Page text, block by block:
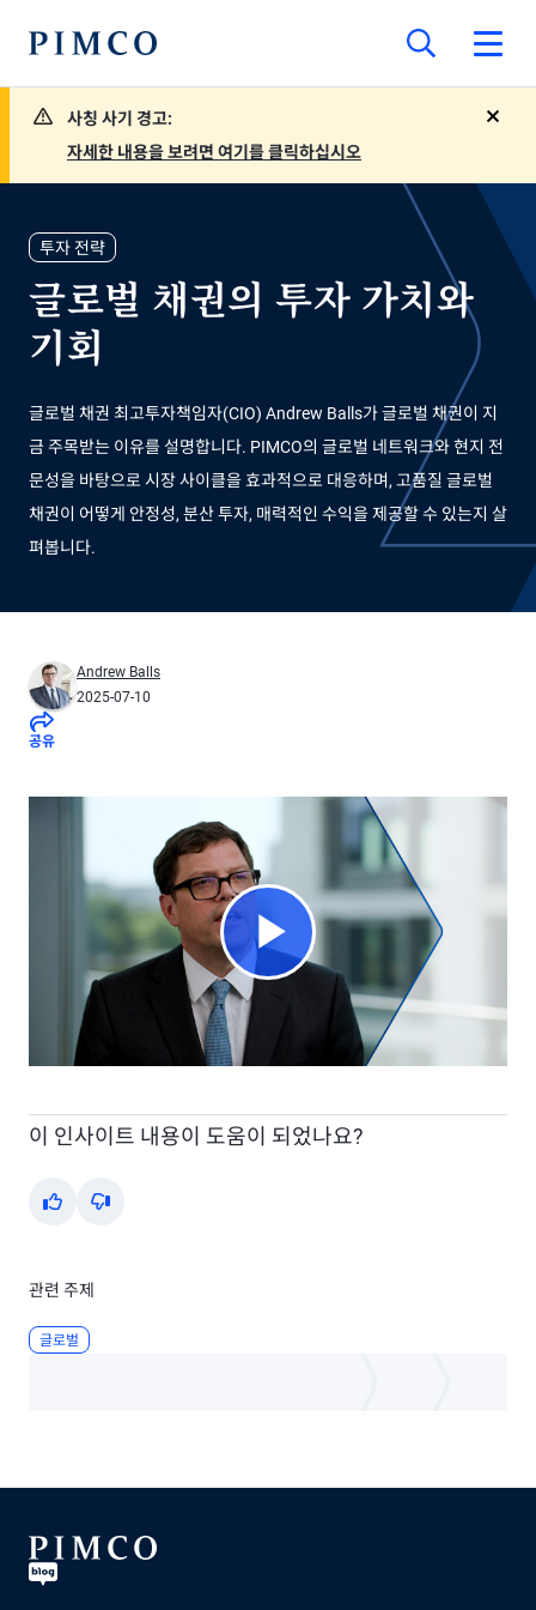
사칭 사기 경고:
자세한 내용을 보려면 여기를 클릭하십시오
투자 전략
글로벌 채권의 투자 가치와
기회
글로벌 채권 최고투자책임자(CIO) Andrew Balls가 글로벌 채권이 지
금 주목받는 이유를 설명합니다. PIMCO의 글로벌 네트워크와 현지 전
문성을 바탕으로 시장 사이클을 효과적으로 대응하며, 고품질 글로벌
채권이 어떻게 안정성, 분산 투자, 매력적인 수익을 제공할 수 있는지 살
펴봅니다.
Andrew Balls
2025-07-10
공유
Play
Video
이 인사이트 내용이 도움이 되었나요?
Yes No
관련 주제
글로벌